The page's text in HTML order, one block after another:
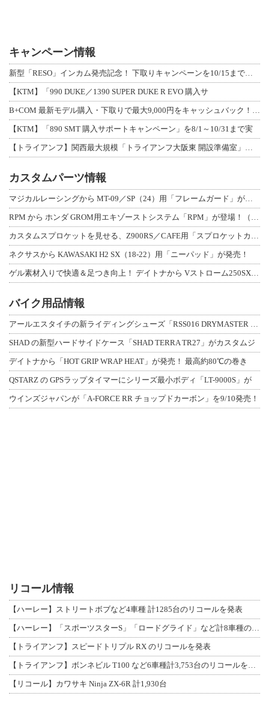
キャンペーン情報
新型「RESO」インカム発売記念！ 下取りキャンペーンを10/15まで延長して開
【KTM】「990 DUKE／1390 SUPER DUKE R EVO 購入サ
B+COM 最新モデル購入・下取りで最大9,000円をキャッシュバック！「B+F
【KTM】「890 SMT 購入サポートキャンペーン」を8/1～10/31まで実
【トライアンフ】関西最大規模「トライアンフ大阪東 開設準備室」がオープン！ 限定
カスタムパーツ情報
マジカルレーシングから MT-09／SP（24）用「フレームガード」が登場！
RPM から ホンダ GROM用エキゾーストシステム「RPM」が登場！（動画あり
カスタムスプロケットを見せる、Z900RS／CAFE用「スプロケットカバーフルキ
ネクサスから KAWASAKI H2 SX（18-22）用「ニーパッド」が発売！
ゲル素材入りで快適＆足つき向上！ デイトナから Vストローム250SX用「快適ロ
バイク用品情報
アールエスタイチの新ライディングシューズ「RSS016 DRYMASTER スト
SHAD の新型ハードサイドケース「SHAD TERRA TR27」がカスタムジ
デイトナから「HOT GRIP WRAP HEAT」が発売！ 最高約80℃の巻き
QSTARZ の GPSラップタイマーにシリーズ最小ボディ「LT-9000S」が
ウインズジャパンが「A-FORCE RR チョップドカーボン」を9/10発売！
リコール情報
【ハーレー】ストリートボブなど4車種 計1285台のリコールを発表
【ハーレー】「スポーツスターS」「ロードグライド」など計8車種のリコールを発表
【トライアンフ】スピードトリプル RX のリコールを発表
【トライアンフ】ボンネビル T100 など6車種計3,753台のリコールを発表
【リコール】カワサキ Ninja ZX-6R 計1,930台